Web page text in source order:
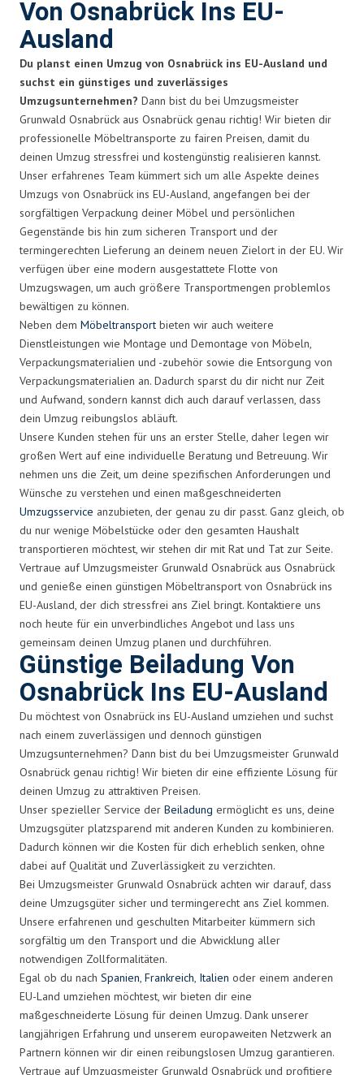
Von Osnabrück Ins EU-
Ausland
Du planst einen Umzug von Osnabrück ins EU-Ausland und
suchst ein günstiges und zuverlässiges
Umzugsunternehmen? Dann bist du bei Umzugsmeister
Grunwald Osnabrück aus Osnabrück genau richtig! Wir bieten dir
professionelle Möbeltransporte zu fairen Preisen, damit du
deinen Umzug stressfrei und kostengünstig realisieren kannst.
Unser erfahrenes Team kümmert sich um alle Aspekte deines
Umzugs von Osnabrück ins EU-Ausland, angefangen bei der
sorgfältigen Verpackung deiner Möbel und persönlichen
Gegenstände bis hin zum sicheren Transport und der
termingerechten Lieferung an deinem neuen Zielort in der EU. Wir
verfügen über eine modern ausgestattete Flotte von
Umzugswagen, um auch größere Transportmengen problemlos
bewältigen zu können.
Neben dem Möbeltransport bieten wir auch weitere
Dienstleistungen wie Montage und Demontage von Möbeln,
Verpackungsmaterialien und -zubehör sowie die Entsorgung von
Verpackungsmaterialien an. Dadurch sparst du dir nicht nur Zeit
und Aufwand, sondern kannst dich auch darauf verlassen, dass
dein Umzug reibungslos abläuft.
Unsere Kunden stehen für uns an erster Stelle, daher legen wir
großen Wert auf eine individuelle Beratung und Betreuung. Wir
nehmen uns die Zeit, um deine spezifischen Anforderungen und
Wünsche zu verstehen und einen maßgeschneiderten
Umzugsservice anzubieten, der genau zu dir passt. Ganz gleich, ob
du nur wenige Möbelstücke oder den gesamten Haushalt
transportieren möchtest, wir stehen dir mit Rat und Tat zur Seite.
Vertraue auf Umzugsmeister Grunwald Osnabrück aus Osnabrück
und genieße einen günstigen Möbeltransport von Osnabrück ins
EU-Ausland, der dich stressfrei ans Ziel bringt. Kontaktiere uns
noch heute für ein unverbindliches Angebot und lass uns
gemeinsam deinen Umzug planen und durchführen.
Günstige Beiladung Von
Osnabrück Ins EU-Ausland
Du möchtest von Osnabrück ins EU-Ausland umziehen und suchst
nach einem zuverlässigen und dennoch günstigen
Umzugsunternehmen? Dann bist du bei Umzugsmeister Grunwald
Osnabrück genau richtig! Wir bieten dir eine effiziente Lösung für
deinen Umzug zu attraktiven Preisen.
Unser spezieller Service der Beiladung ermöglicht es uns, deine
Umzugsgüter platzsparend mit anderen Kunden zu kombinieren.
Dadurch können wir die Kosten für dich erheblich senken, ohne
dabei auf Qualität und Zuverlässigkeit zu verzichten.
Bei Umzugsmeister Grunwald Osnabrück achten wir darauf, dass
deine Umzugsgüter sicher und termingerecht ans Ziel kommen.
Unsere erfahrenen und geschulten Mitarbeiter kümmern sich
sorgfältig um den Transport und die Abwicklung aller
notwendigen Zollformalitäten.
Egal ob du nach Spanien, Frankreich, Italien oder einem anderen
EU-Land umziehen möchtest, wir bieten dir eine
maßgeschneiderte Lösung für deinen Umzug. Dank unserer
langjährigen Erfahrung und unserem europaweiten Netzwerk an
Partnern können wir dir einen reibungslosen Umzug garantieren.
Vertraue auf Umzugsmeister Grunwald Osnabrück und profitiere